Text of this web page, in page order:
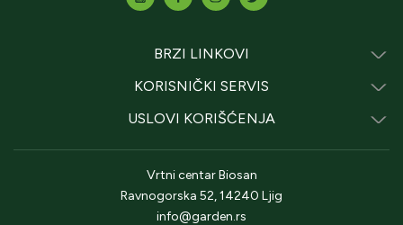
BRZI LINKOVI
KORISNIČKI SERVIS
USLOVI KORIŠĆENJA
Vrtni centar Biosan
Ravnogorska 52, 14240 Ljig
info@garden.rs